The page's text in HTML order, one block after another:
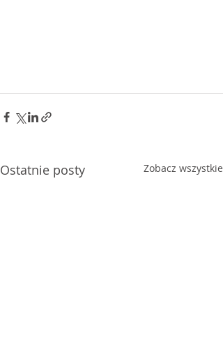
Ostatnie posty Zobacz wszystkie